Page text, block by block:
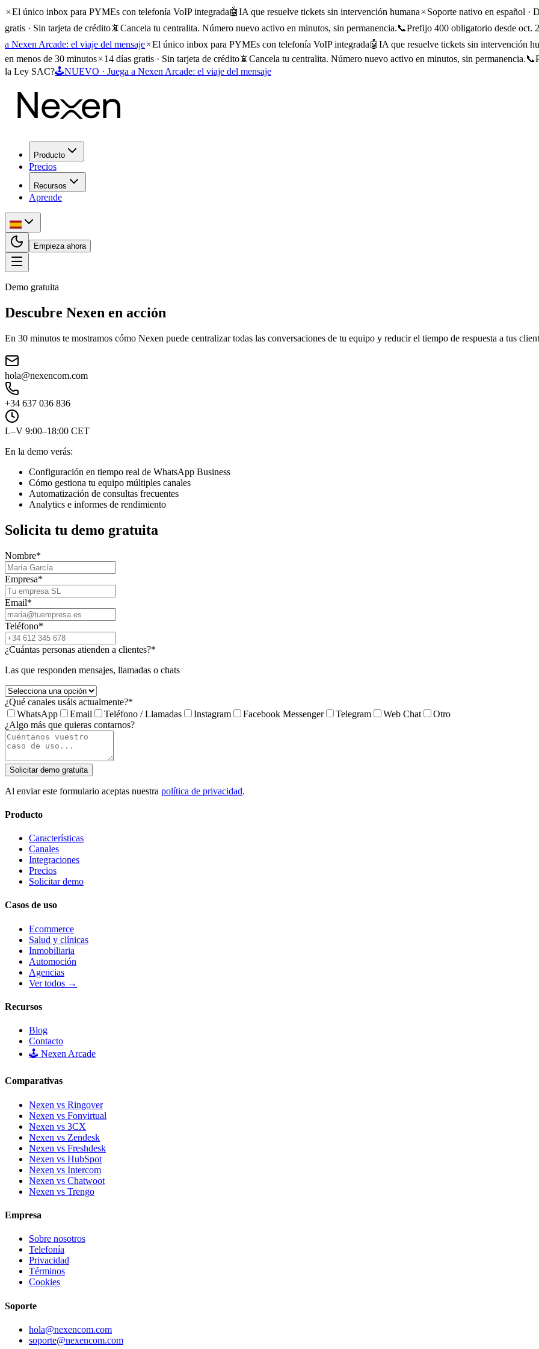
El único inbox para PYMEs con telefonía VoIP integrada🤖IA que resuelve tickets sin intervención humana
Soporte nativo en español ·
gratis · Sin tarjeta de crédito📵Cancela tu centralita. Número nuevo activo en minutos, sin permanencia.📞Prefijo 400 obligatorio desde oct.
a Nexen Arcade: el viaje del mensaje
El único inbox para PYMEs con telefonía VoIP integrada🤖IA que resuelve tickets sin intervención
en menos de 30 minutos
14 días gratis · Sin tarjeta de crédito📵Cancela tu centralita. Número nuevo activo en minutos, sin permanencia.📞
la Ley SAC?🕹️NUEVO · Juega a Nexen Arcade: el viaje del mensaje
Producto
Precios
Recursos
Aprende
Empieza ahora
Demo gratuita
Descubre Nexen en acción
En 30 minutos te mostramos cómo Nexen puede centralizar todas las conversaciones de tu equipo y reducir el tiempo de respuesta a tus
hola@nexencom.com
+34 637 036 836
L–V 9:00–18:00 CET
En la demo verás:
Configuración en tiempo real de WhatsApp Business
Cómo gestiona tu equipo múltiples canales
Automatización de consultas frecuentes
Analytics e informes de rendimiento
Solicita tu demo gratuita
Nombre*
Empresa*
Email*
Teléfono*
¿Cuántas personas atienden a clientes?*
Las que responden mensajes, llamadas o chats
¿Qué canales usáis actualmente?*
WhatsApp
Email Teléfono / Llamadas Instagram Facebook Messenger Telegram Web Chat
Otro
¿Algo más que quieras contarnos?
Solicitar demo gratuita
Al enviar este formulario aceptas nuestra política de privacidad.
Producto
Características
Canales
Integraciones
Precios
Solicitar demo
Casos de uso
Ecommerce
Salud y clínicas
Inmobiliaria
Automoción
Agencias
Ver todos →
Recursos
Blog
Contacto
🕹️ Nexen Arcade
Comparativas
Nexen vs Ringover
Nexen vs Fonvirtual
Nexen vs 3CX
Nexen vs Zendesk
Nexen vs Freshdesk
Nexen vs HubSpot
Nexen vs Intercom
Nexen vs Chatwoot
Nexen vs Trengo
Empresa
Sobre nosotros
Telefonía
Privacidad
Términos
Cookies
Soporte
hola@nexencom.com
soporte@nexencom.com